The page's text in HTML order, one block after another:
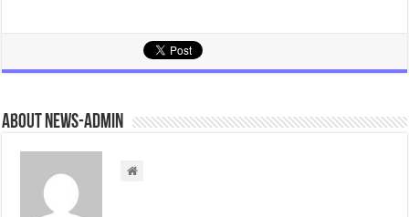
About news-admin